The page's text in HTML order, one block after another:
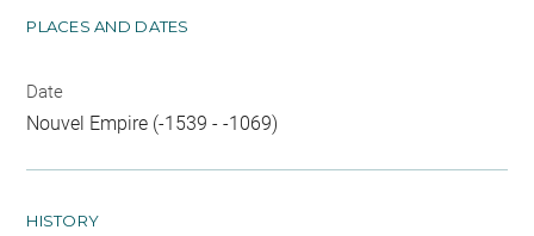
PLACES AND DATES
Date
Nouvel Empire (-1539 - -1069)
HISTORY